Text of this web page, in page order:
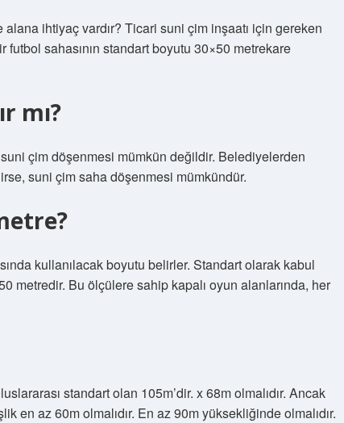
ihtiyaç vardır? Ticari suni çim inşaatı için gereken
sahasının standart boyutu 30×50 metrekare
mı?
çim döşenmesi mümkün değildir. Belediyelerden
suni çim saha döşenmesi mümkündür.
kullanılacak boyutu belirler. Standart olarak kabul
metredir. Bu ölçülere sahip kapalı oyun alanlarında, her
standart olan 105m’dir. x 68m olmalıdır. Ancak
en az 60m olmalıdır. En az 90m yüksekliğinde olmalıdır.